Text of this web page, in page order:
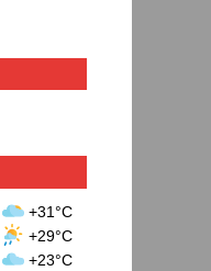
+31°C
+29°C
+23°C